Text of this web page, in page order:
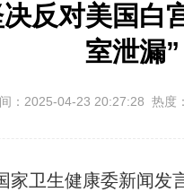
反对美国白
室泄漏”
：2025-04-23 20:27:28 热度
卫生健康委新闻发